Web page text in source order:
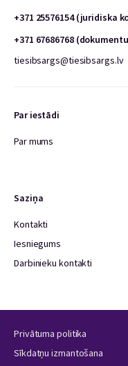
+371 25576154 (juridiska
+371 67686768
tiesibsargs@tiesibsargs.lv
Par iestādi
Par mums
Saziņa
Kontakti
Iesniegums
Darbinieku kontakti
Privātuma politika
Sīkdatņu izmantošana